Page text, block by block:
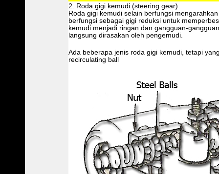
2. Roda gigi kemudi (steering gear)
Roda gigi kemudi selain berfungsi
berfungsi sebagai gigi reduksi untuk
kemudi menjadi ringan dan gangguan-
langsung dirasakan oleh pengemudi.
Ada beberapa jenis roda gigi kemudi, tetapi
recirculating ball